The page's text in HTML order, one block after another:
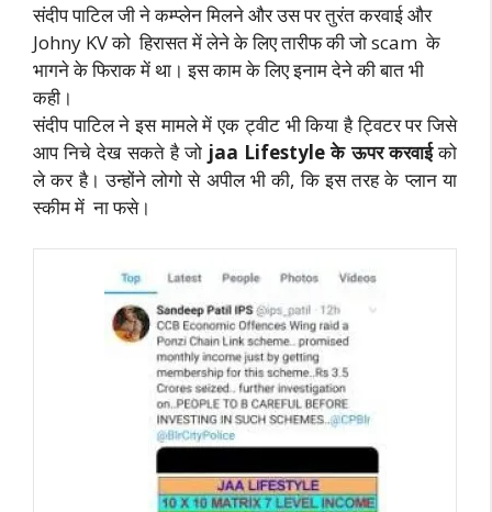
संदीप पाटिल जी ने कम्प्लेन मिलने और उस पर तुरंत करवाई और
Johny KV को हिरासत में लेने के लिए तारीफ की जो scam के
भागने के फिराक में था। इस काम के लिए इनाम देने की बात भी
कही।
संदीप पाटिल ने इस मामले में एक ट्वीट भी किया है ट्विटर पर जिसे
आप निचे देख सकते है जो jaa Lifestyle के ऊपर करवाईको
ले कर है। उन्होंने लोगो से अपील भी की, कि इस तरह के प्लान या
स्कीम में ना फसे।